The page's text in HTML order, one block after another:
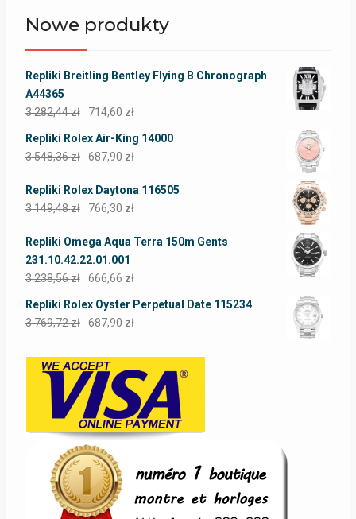
Nowe produkty
Repliki Breitling Bentley Flying B Chronograph
A44365
3 282,44zł 714,60 zł
Repliki Rolex Air-King 14000
3 548,36zł 687,90 zł
Repliki Rolex Daytona 116505
3 149,48zł 766,30 zł
Repliki Omega Aqua Terra 150m Gents
231.10.42.22.01.001
3 238,56zł 666,66 zł
Repliki Rolex Oyster Perpetual Date 115234
3 769,72zł 687,90 zł